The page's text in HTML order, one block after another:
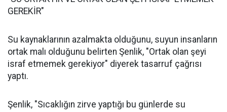
GEREKİR"
Su kaynaklarının azalmakta olduğunu, suyun insanların
ortak malı olduğunu belirten Şenlik, "Ortak olan şeyi
israf etmemek gerekiyor" diyerek tasarruf çağrısı
yaptı.
Şenlik, "Sıcaklığın zirve yaptığı bu günlerde su